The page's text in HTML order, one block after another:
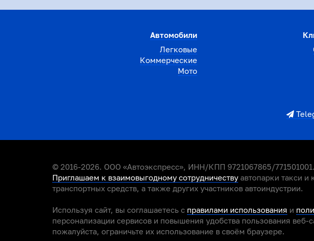
Автомобили
Легковые
Коммерческие
Мото
© 2016-2026. ООО «Автоэкспресс», ИНН/КПП 9721067865/
Приглашаем к взаимовыгодному сотрудничеству автопарки такси
транспортных средств, а также других участников автоиндустрии.
Используя сайт, вы соглашаетесь с правилами использования и
персонализации сервисов и повышения удобства пользования
пожалуйста, ограничьте их использование в своём браузере.